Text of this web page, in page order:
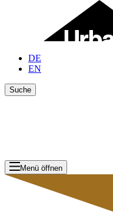
DE
EN
Suche
Menü öffnen